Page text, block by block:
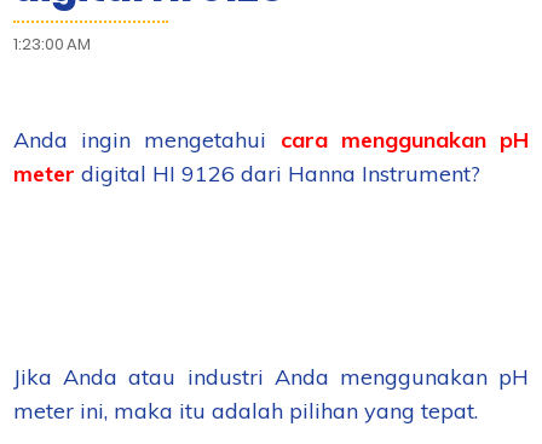
1:23:00 AM
Anda ingin mengetahui cara menggunakan pH
meterdigital HI 9126 dari Hanna Instrument?
Jika Anda atau industri Anda menggunakan pH
meter ini, maka itu adalah pilihan yang tepat.